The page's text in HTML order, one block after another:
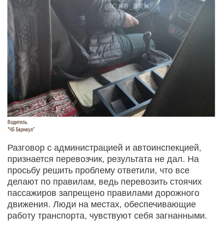
Водитель.
"ЧБ Барнаул"
Разговор с администрацией и автоинспекцией,
признается перевозчик, результата не дал. На
просьбу решить проблему ответили, что все
делают по правилам, ведь перевозить стоячих
пассажиров запрещено правилами дорожного
движения. Люди на местах, обеспечивающие
работу транспорта, чувствуют себя загнанными.